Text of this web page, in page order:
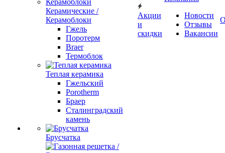
Керамические /
Керамоблоки
Гжель
Поротерм
Braer
Термоблок
Теплая керамика
Гжельский
Porotherm
Браер
Сталинградский
камень
Брусчатка
Акции
и
скидки
Новости
Отзывы
Вакансии